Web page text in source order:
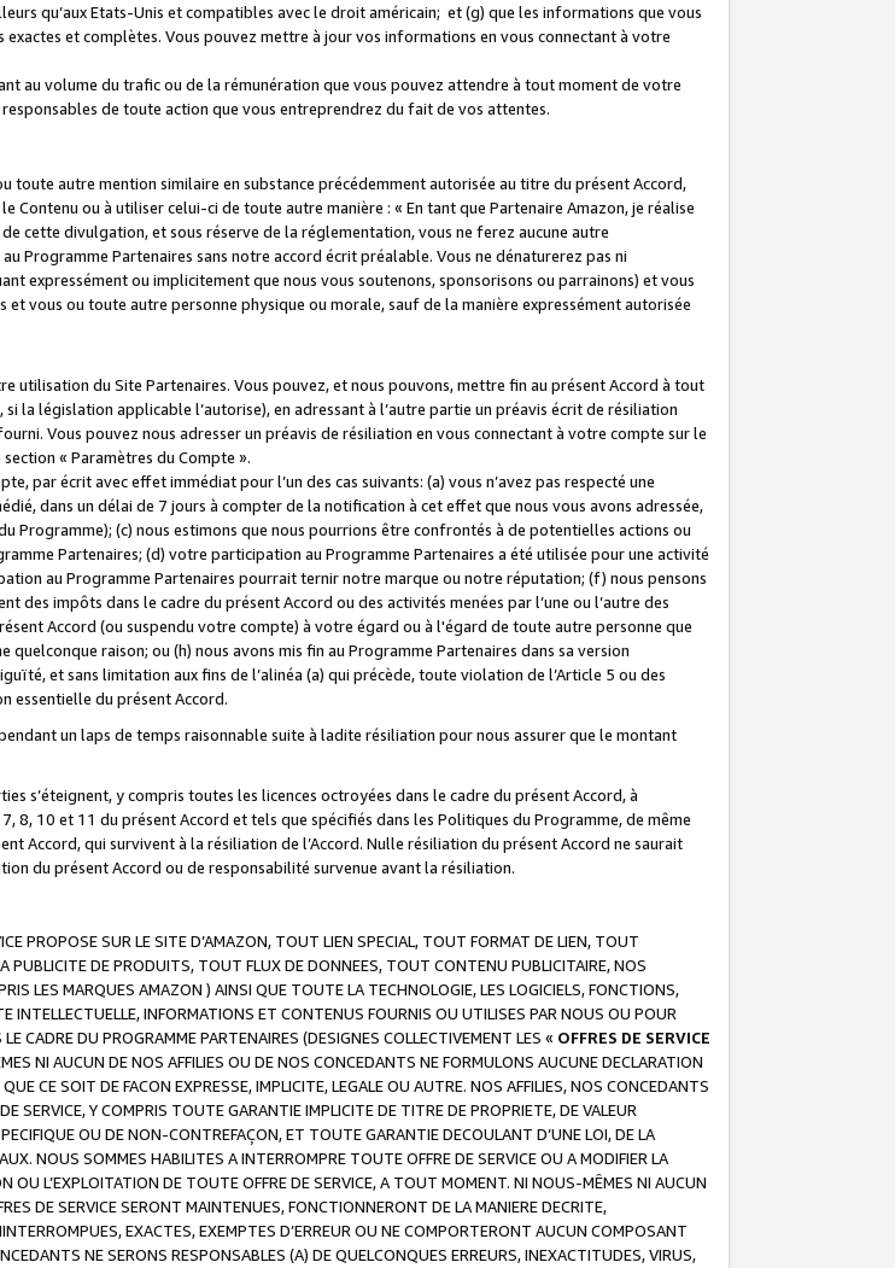
qu’aux Etats-Unis et compatibles avec le droit américain; et (g) que les informations que vous
et complètes. Vous pouvez mettre à jour vos informations en vous connectant à votre
au volume du trafic ou de la rémunération que vous pouvez attendre à tout moment de votre
de toute action que vous entreprendrez du fait de vos attentes.
autre mention similaire en substance précédemment autorisée au titre du présent Accord,
ou à utiliser celui-ci de toute autre manière : « En tant que Partenaire Amazon, je réalise
cette divulgation, et sous réserve de la réglementation, vous ne ferez aucune autre
Programme Partenaires sans notre accord écrit préalable. Vous ne dénaturerez pas ni
expressément ou implicitement que nous vous soutenons, sponsorisons ou parrainons) et vous
vous ou toute autre personne physique ou morale, sauf de la manière expressément autorisée
utilisation du Site Partenaires. Vous pouvez, et nous pouvons, mettre fin au présent Accord à tout
la législation applicable l’autorise), en adressant à l’autre partie un préavis écrit de résiliation
Vous pouvez nous adresser un préavis de résiliation en vous connectant à votre compte sur le
« Paramètres du Compte ».
par écrit avec effet immédiat pour l’un des cas suivants: (a) vous n’avez pas respecté une
dans un délai de 7 jours à compter de la notification à cet effet que nous vous avons adressée,
(c) nous estimons que nous pourrions être confrontés à de potentielles actions ou
Partenaires; (d) votre participation au Programme Partenaires a été utilisée pour une activité
au Programme Partenaires pourrait ternir notre marque ou notre réputation; (f) nous pensons
impôts dans le cadre du présent Accord ou des activités menées par l’une ou l’autre des
Accord (ou suspendu votre compte) à votre égard ou à l'égard de toute autre personne que
raison; ou (h) nous avons mis fin au Programme Partenaires dans sa version
et sans limitation aux fins de l’alinéa (a) qui précède, toute violation de l’Article 5 ou des
essentielle du présent Accord.
un laps de temps raisonnable suite à ladite résiliation pour nous assurer que le montant
s’éteignent, y compris toutes les licences octroyées dans le cadre du présent Accord, à
8, 10 et 11 du présent Accord et tels que spécifiés dans les Politiques du Programme, de même
Accord, qui survivent à la résiliation de l’Accord. Nulle résiliation du présent Accord ne saurait
du présent Accord ou de responsabilité survenue avant la résiliation.
PROPOSE SUR LE SITE D’AMAZON, TOUT LIEN SPECIAL, TOUT FORMAT DE LIEN, TOUT
DE PRODUITS, TOUT FLUX DE DONNEES, TOUT CONTENU PUBLICITAIRE, NOS
LES MARQUES AMAZON ) AINSI QUE TOUTE LA TECHNOLOGIE, LES LOGICIELS, FONCTIONS,
INFORMATIONS ET CONTENUS FOURNIS OU UTILISES PAR NOUS OU POUR
CADRE DU PROGRAMME PARTENAIRES (DESIGNES COLLECTIVEMENT LES « OFFRES DE SERVICE
NI AUCUN DE NOS AFFILIES OU DE NOS CONCEDANTS NE FORMULONS AUCUNE DECLARATION
CE SOIT DE FACON EXPRESSE, IMPLICITE, LEGALE OU AUTRE. NOS AFFILIES, NOS CONCEDANTS
SERVICE, Y COMPRIS TOUTE GARANTIE IMPLICITE DE TITRE DE PROPRIETE, DE VALEUR
OU DE NON-CONTREFAÇON, ET TOUTE GARANTIE DECOULANT D’UNE LOI, DE LA
NOUS SOMMES HABILITES A INTERROMPRE TOUTE OFFRE DE SERVICE OU A MODIFIER LA
OU L’EXPLOITATION DE TOUTE OFFRE DE SERVICE, A TOUT MOMENT. NI NOUS-MÊMES NI AUCUN
DE SERVICE SERONT MAINTENUES, FONCTIONNERONT DE LA MANIERE DECRITE,
EXACTES, EXEMPTES D’ERREUR OU NE COMPORTERONT AUCUN COMPOSANT
NE SERONS RESPONSABLES (A) DE QUELCONQUES ERREURS, INEXACTITUDES, VIRUS,